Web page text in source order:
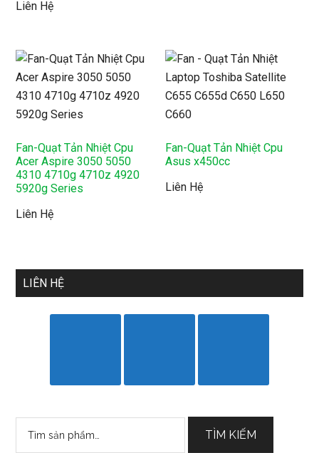
Liên Hệ
Fan-Quạt Tản Nhiệt Cpu
Acer Aspire 3050 5050
4310 4710g 4710z 4920
5920g Series
Liên Hệ
Fan-Quạt Tản Nhiệt Cpu
Asus x450cc
Liên Hệ
LIÊN HỆ
TÌM KIẾM